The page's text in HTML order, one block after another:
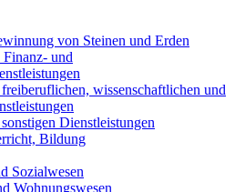
von Steinen und Erden
und
wissenschaftlichen und
Dienstleistungen
Bildung
Sozialwesen
Wohnungswesen